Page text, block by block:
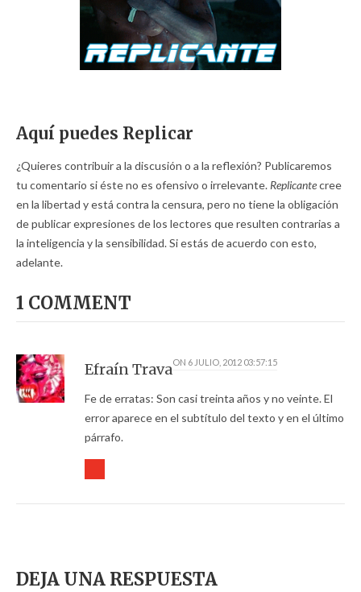
Aquí puedes Replicar
¿Quieres contribuir a la discusión o a la reflexión? Publicaremos
tu comentario si éste no es ofensivo o irrelevante. Replicantecree
en la libertad y está contra la censura, pero no tiene la obligación
de publicar expresiones de los lectores que resulten contrarias a
la inteligencia y la sensibilidad. Si estás de acuerdo con esto,
adelante.
1 COMMENT
Efraín TravaON 6 JULIO, 2012 03:57:15
Fe de erratas: Son casi treinta años y no veinte. El
error aparece en el subtítulo del texto y en el último
párrafo.
DEJA UNA RESPUESTA